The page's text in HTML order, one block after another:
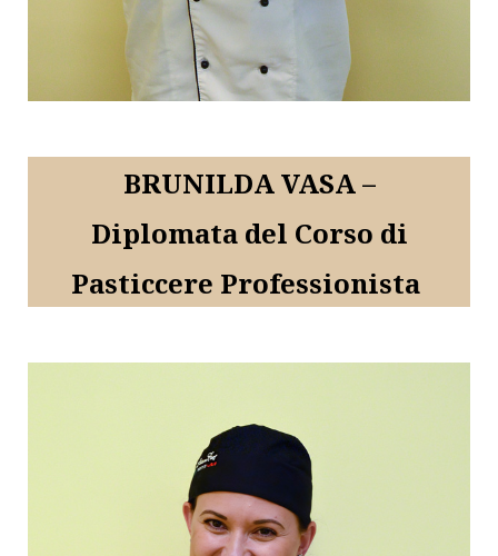
BRUNILDA VASA –
Diplomatadel Corso di
Pasticcere Professionista